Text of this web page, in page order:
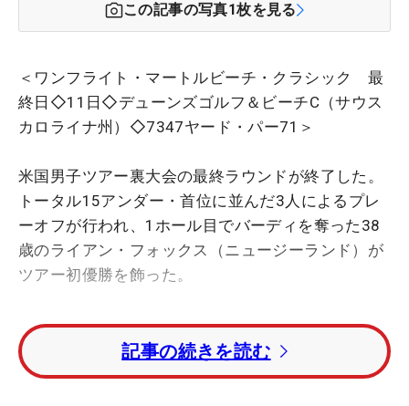
この記事の写真1枚を見る
＜ワンフライト・マートルビーチ・クラシック 最
終日◇11日◇デューンズゴルフ＆ビーチC（サウス
カロライナ州）◇7347ヤード・パー71＞
米国男子ツアー裏大会の最終ラウンドが終了した。
トータル15アンダー・首位に並んだ3人によるプレ
ーオフが行われ、1ホール目でバーディを奪った38
歳のライアン・フォックス（ニュージーランド）が
ツアー初優勝を飾った。
プレーオフで敗れたマッケンジー・ヒューズ（カナ
ダ）、ハリー・ヒッグス（米国）が2位タイ。トー
タル14アンダー・4位にはユ・チュンアン（台湾）
記事の続きを読む